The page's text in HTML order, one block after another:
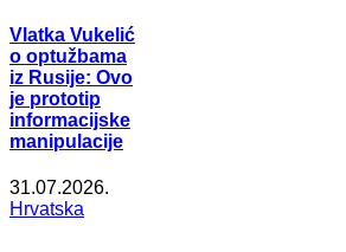
Vlatka Vukelić
o optužbama
iz Rusije: Ovo
je prototip
informacijske
manipulacije
31.07.2026.
Hrvatska